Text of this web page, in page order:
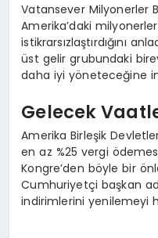
Vatansever Milyonerler
Amerika’daki
istikrarsızlaştırdığını
üst gelir grubundaki
daha iyi yöneteceğine
Gelecek
Amerika Birleşik
en az %25 vergi
Kongre’den böyle bir
Cumhuriyetçi başkan
indirimlerini yenilemeyi